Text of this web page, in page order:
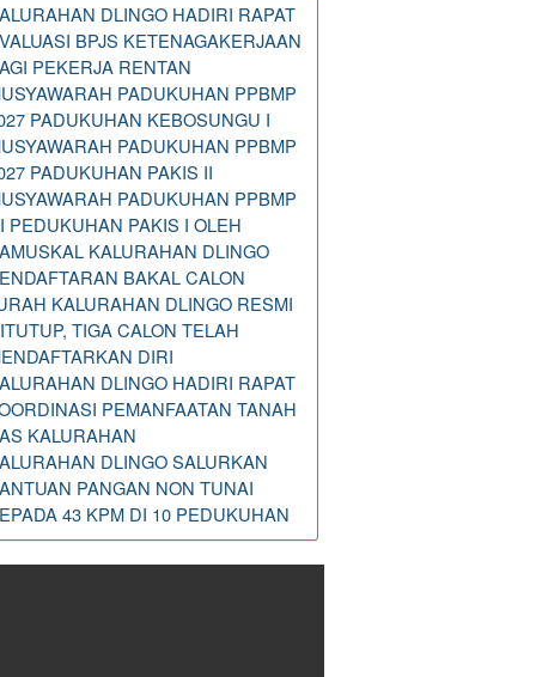
DLINGO HADIRI RAPAT
BPJS KETENAGAKERJAAN
PEKERJA RENTAN
PADUKUHAN PPBMP
PADUKUHAN KEBOSUNGU I
PADUKUHAN PPBMP
PADUKUHAN PAKIS II
PADUKUHAN PPBMP
PEDUKUHAN PAKIS I OLEH
KALURAHAN DLINGO
BAKAL CALON
KALURAHAN DLINGO RESMI
TIGA CALON TELAH
DIRI
DLINGO HADIRI RAPAT
PEMANFAATAN TANAH
KALURAHAN
DLINGO SALURKAN
PANGAN NON TUNAI
43 KPM DI 10 PEDUKUHAN